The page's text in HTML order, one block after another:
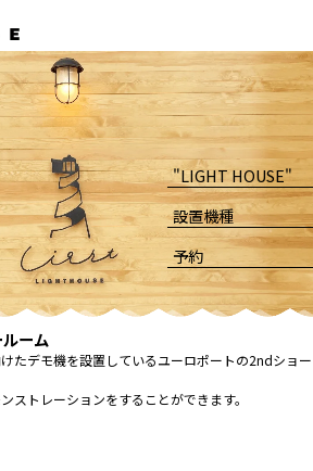
ーム
たデモ機を設置しているユーロポートの2ndショー
ストレーションをすることができます。
"LIGHT HOUSE"
設置機種
予約